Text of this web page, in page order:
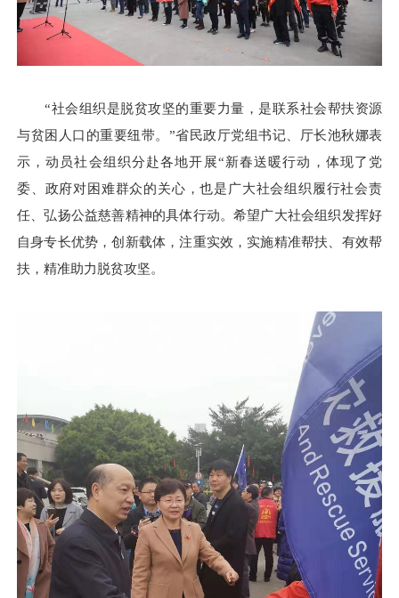
“社会组织是脱贫攻坚的重要力量，是联系社会帮扶资源
与贫困人口的重要纽带。”省民政厅党组书记、厅长池秋娜表
示，动员社会组织分赴各地开展“新春送暖行动，体现了党
委、政府对困难群众的关心，也是广大社会组织履行社会责
任、弘扬公益慈善精神的具体行动。希望广大社会组织发挥好
自身专长优势，创新载体，注重实效，实施精准帮扶、有效帮
扶，精准助力脱贫攻坚。